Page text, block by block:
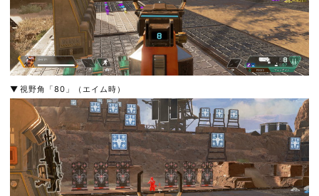
視野角「80」（エイム時）